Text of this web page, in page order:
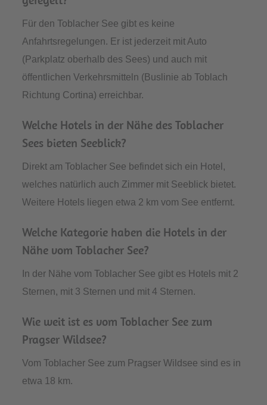
Für den Toblacher See gibt es keine
Anfahrtsregelungen. Er ist jederzeit mit Auto
(Parkplatz oberhalb des Sees) und auch mit
öffentlichen Verkehrsmitteln (Buslinie ab Toblach
Richtung Cortina) erreichbar.
Welche Hotels in der Nähe des Toblacher
Sees bieten Seeblick?
Direkt am Toblacher See befindet sich ein Hotel,
welches natürlich auch Zimmer mit Seeblick bietet.
Weitere Hotels liegen etwa 2 km vom See entfernt.
Welche Kategorie haben die Hotels in der
Nähe vom Toblacher See?
In der Nähe vom Toblacher See gibt es Hotels mit 2
Sternen, mit 3 Sternen und mit 4 Sternen.
Wie weit ist es vom Toblacher See zum
Pragser Wildsee?
Vom Toblacher See zum Pragser Wildsee sind es in
etwa 18 km.